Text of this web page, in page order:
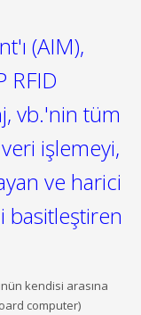
(AIM),
RFID
vb.'nin tüm
işlemeyi,
ve harici
basitleştiren
kendisi arasına
computer)